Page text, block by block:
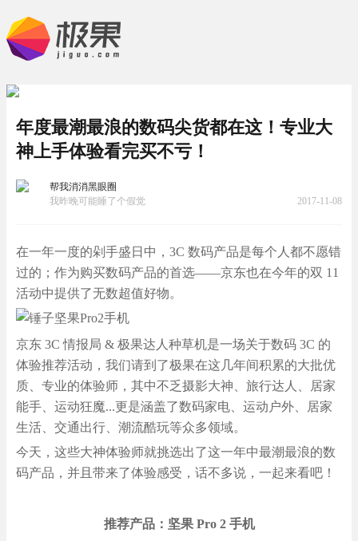
年度最潮最浪的数码尖货都在这！专业大
神上手体验看完买不亏！
帮我消消黑眼圈
我昨晚可能睡了个假觉
2017-11-08
在一年一度的剁手盛日中，3C 数码产品是每个人都不愿错
过的；作为购买数码产品的首选——京东也在今年的双 11
活动中提供了无数超值好物。
京东 3C 情报局 & 极果达人种草机是一场关于数码 3C 的
体验推荐活动，我们请到了极果在这几年间积累的大批优
质、专业的体验师，其中不乏摄影大神、旅行达人、居家
能手、运动狂魔...更是涵盖了数码家电、运动户外、居家
生活、交通出行、潮流酷玩等众多领域。
今天，这些大神体验师就挑选出了这一年中最潮最浪的数
码产品，并且带来了体验感受，话不多说，一起来看吧！
推荐产品：坚果 Pro 2 手机